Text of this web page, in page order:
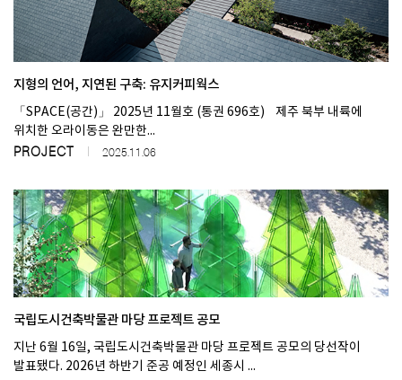
지형의 언어, 지연된 구축: 유지커피웍스
「SPACE(공간)」 2025년 11월호 (통권 696호) 제주 북부 내륙에
위치한 오라이동은 완만한...
PROJECT 2025.11.06
국립도시건축박물관 마당 프로젝트 공모
지난 6월 16일, 국립도시건축박물관 마당 프로젝트 공모의 당선작이
발표됐다. 2026년 하반기 준공 예정인 세종시 ...